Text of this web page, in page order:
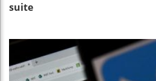
suite